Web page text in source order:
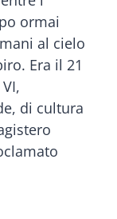
ormai
al cielo
Era il 21
di cultura